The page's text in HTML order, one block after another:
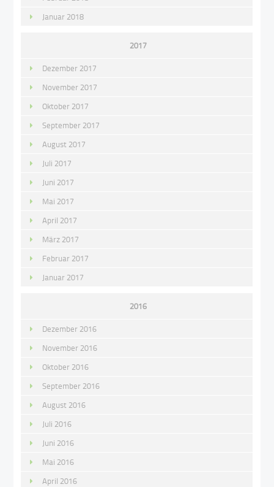
Januar 2018
2017
Dezember 2017
November 2017
Oktober 2017
September 2017
August 2017
Juli 2017
Juni 2017
Mai 2017
April 2017
März 2017
Februar 2017
Januar 2017
2016
Dezember 2016
November 2016
Oktober 2016
September 2016
August 2016
Juli 2016
Juni 2016
Mai 2016
April 2016